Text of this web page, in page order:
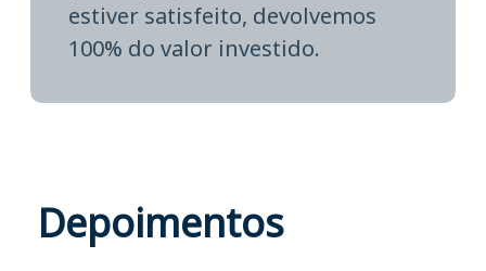
estiver satisfeito, devolvemos
100% do valor investido.
Depoimentos